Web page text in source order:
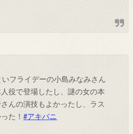
いフライデーの小島みなみさん
役で登場したし、謎の女の本
んの演技もよかったし、ラス
た！#アキバニ